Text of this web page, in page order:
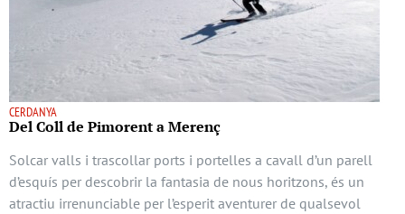
CERDANYA
Del Coll de Pimorent a Merenç
Solcar valls i trascollar ports i portelles a cavall d’un parell
d’esquís per descobrir la fantasia de nous horitzons, és un
atractiu irrenunciable per l’esperit aventurer de qualsevol